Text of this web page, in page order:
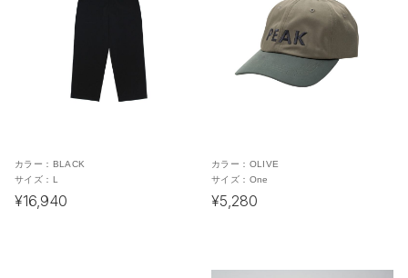
カラー： BLACK
サイズ： L
¥16,940
カラー： OLIVE
サイズ： One
¥5,280